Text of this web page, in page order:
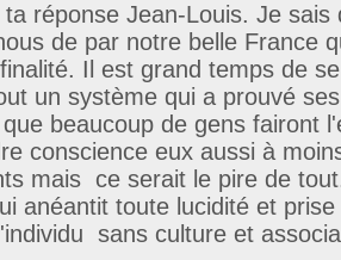
réponse Jean-Louis. Je sais
de par notre belle France
Il est grand temps de
un système qui a prouvé
beaucoup de gens fairont
conscience eux aussi à
mais ce serait le pire de
anéantit toute lucidité et
sans culture et